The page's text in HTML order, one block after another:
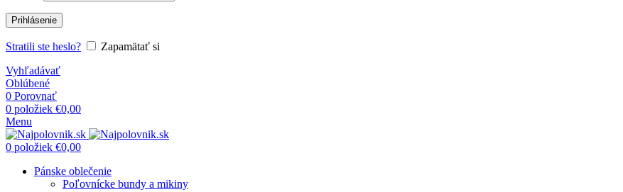
Prihlásenie
Stratili ste heslo?
Zapamätať si
Vyhľadávať
Oblúbené
0 Porovnať
0 položiek €0,00
Menu
0 položiek €0,00
Pánske oblečenie
Poľovnícke bundy a mikiny